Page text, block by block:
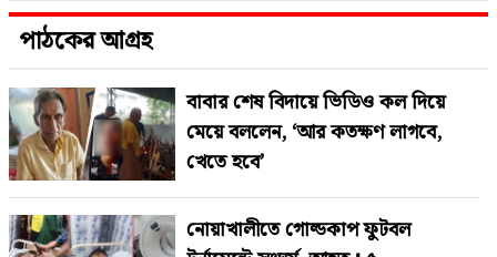
পাঠকের আগ্রহ
বাবার শেষ বিদায়ে ভিডিও কল দিয়ে
মেয়ে বললেন, ‘আর কতক্ষণ লাগবে,
খেতে হবে’
নোয়াখালীতে গোল্ডকাপ ফুটবল